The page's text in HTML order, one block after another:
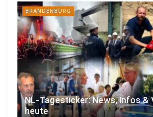
BRANDENBURG
NL-Tagesticker: News, Infos &
heute